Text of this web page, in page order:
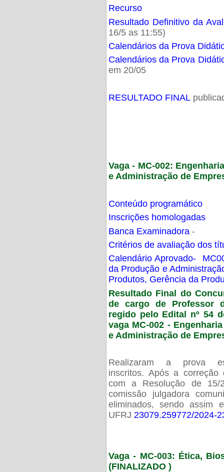
Recurso
Resultado Definitivo da
16/5 as 11:55)
Calendários da Prova
Calendários da Prova
em 20/05
RESULTADO FINAL
Vaga - MC-002:
e Administração de
Conteúdo programático
Inscrições homologadas
Banca Examinadora -
Critérios de avaliação dos
Calendário Aprovado-
da Produção e
Produtos, Gerência da
Resultado Final do
de cargo de Professor
regido pelo Edital nº 54
vaga MC-002 -
e Administração de
Realizaram a prova
inscritos. Após a
com a Resolução de 15/
comissão julgadora
eliminados, sendo assim
UFRJ 23079.259772/2024-
Vaga - MC-003: Ética,
(FINALIZADO )